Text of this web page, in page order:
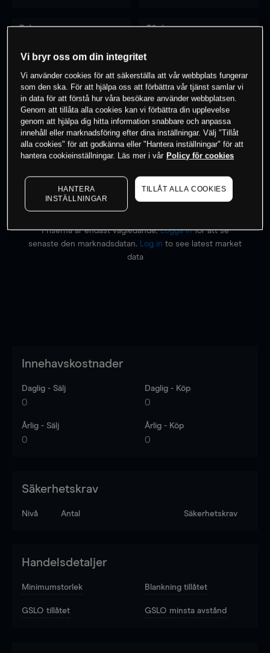
7 dagar 30 dagar
0% av kunderna har en position i detta
instrument
Börja handla
Priserna är endast vägledande.Logga inför att se
senaste den marknadsdatan.
Log in to see latest market
data
Innehavskostnader
Daglig - Sälj
0
Daglig - Köp
0
Årlig - Sälj
0
Årlig - Köp
0
Säkerhetskrav
Nivå Antal Säkerhetskrav
Handelsdetaljer
Minimumstorlek Blankning tillåtet
GSLO tillåtet GSLO minsta avstånd
Vi bryr oss om din integritet
Vi använder cookies för att säkerställa att vår webbplats fungerar
som den ska. För att hjälpa oss att förbättra vår tjänst samlar vi
in data för att förstå hur våra besökare använder webbplatsen.
Genom att tillåta alla cookies kan vi förbättra din upplevelse
genom att hjälpa dig hitta information snabbare och anpassa
innehåll eller marknadsföring efter dina inställningar. Välj "Tillåt
alla cookies" för att godkänna eller "Hantera inställningar" för att
hantera cookieinställningar. Läs mer i vår Policy för cookies
HANTERA
INSTÄLLNINGAR
TILLÅT ALLA COOKIES